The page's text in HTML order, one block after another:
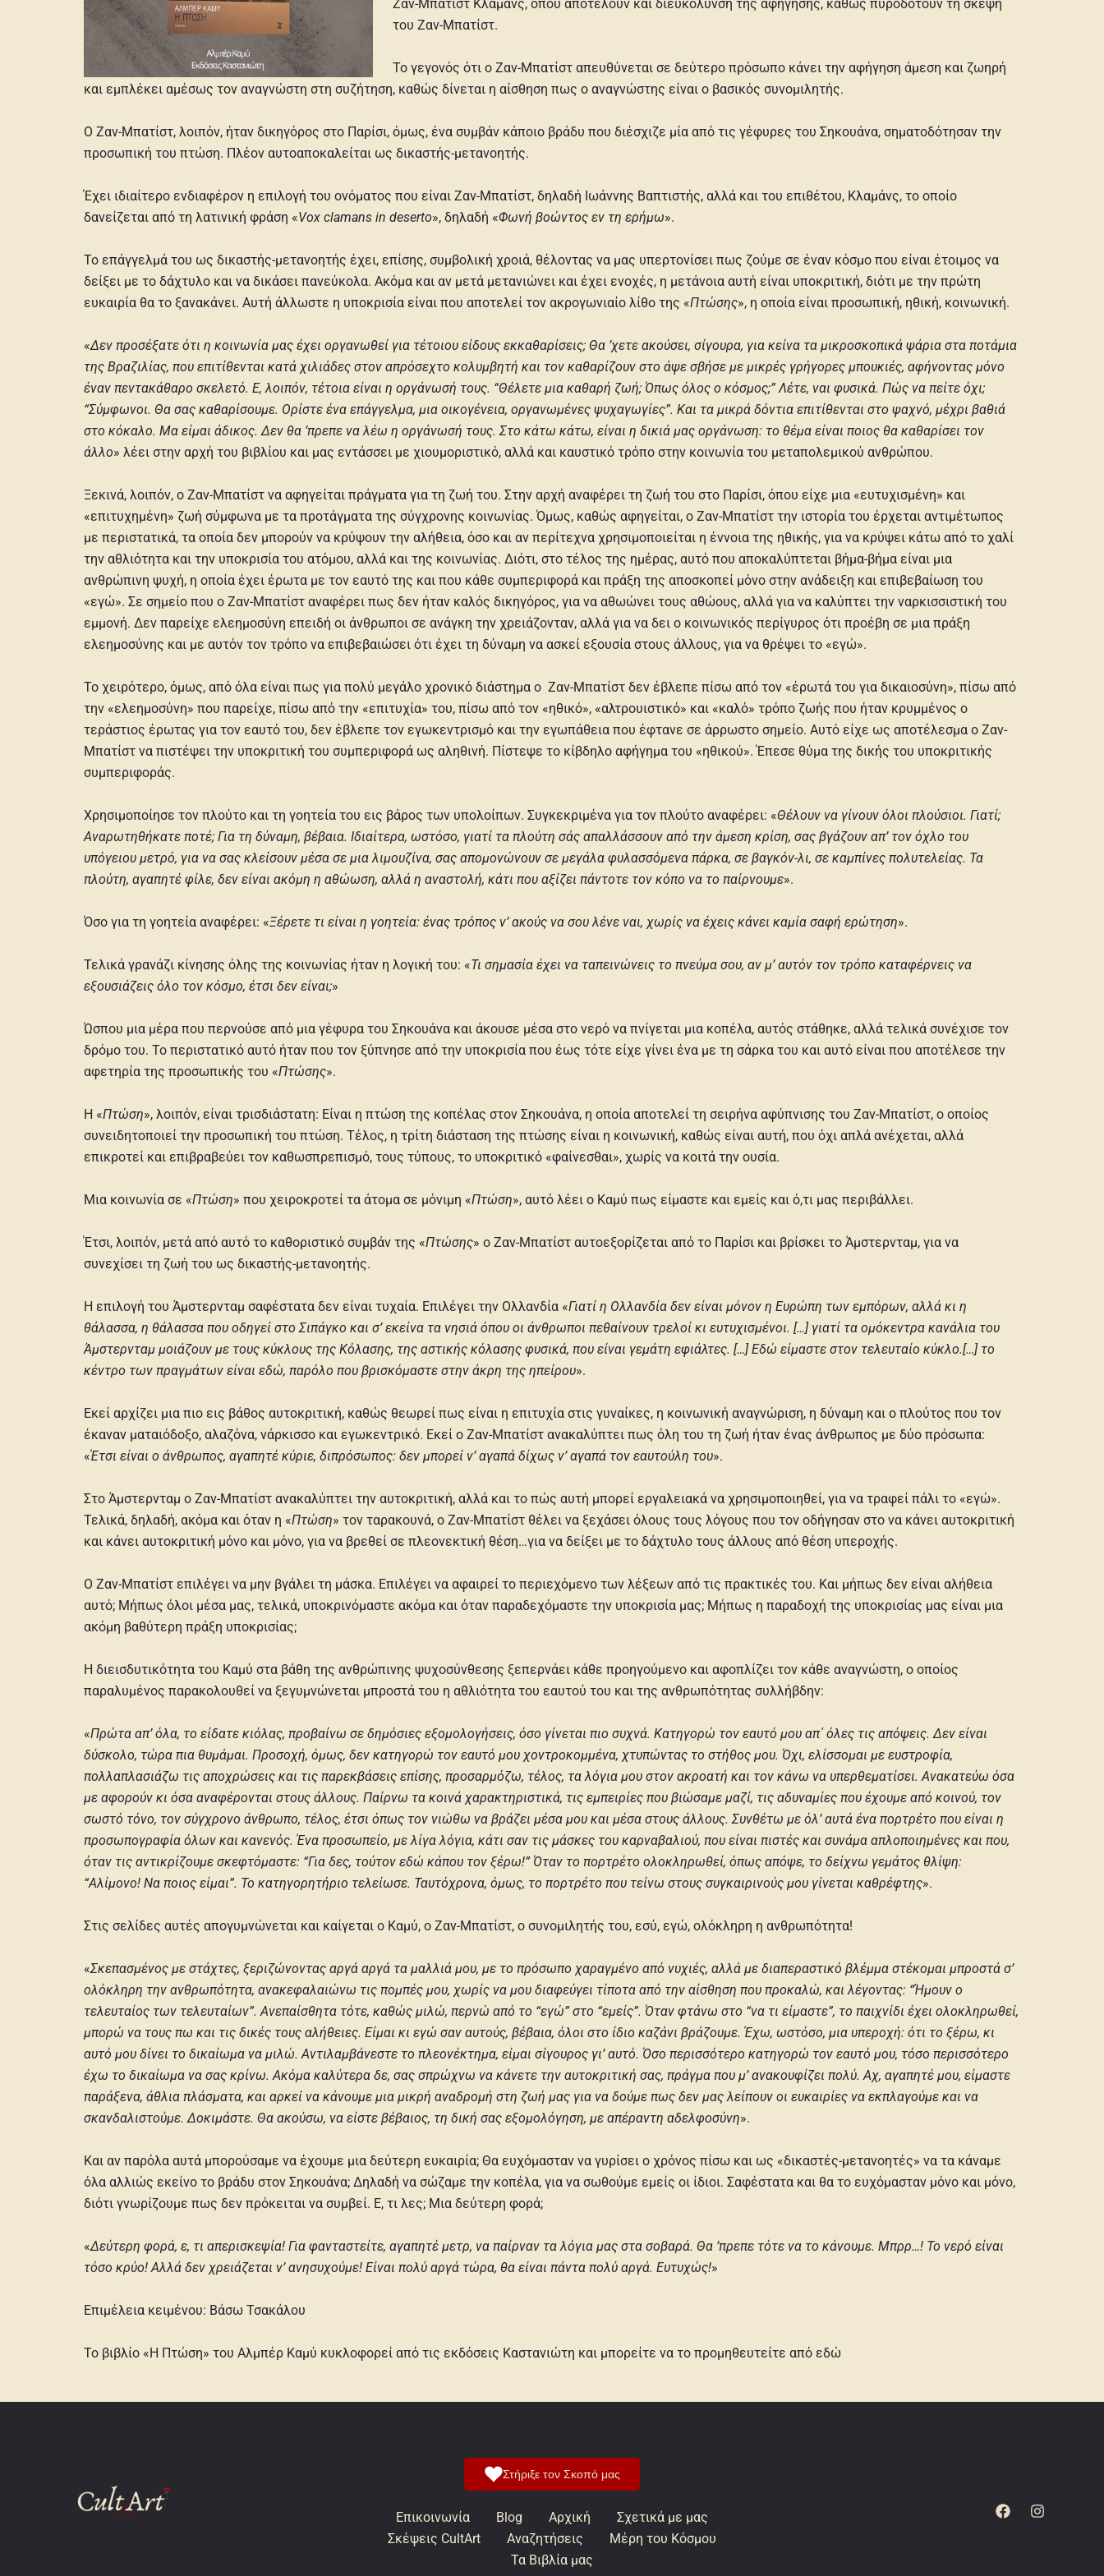
Ζαν-Μπατίστ Κλαμάνς, όπου αποτελούν και διευκόλυνση της αφήγησης, καθώς πυροδοτούν τη σκέψη
του Ζαν-Μπατίστ.
Το γεγονός ότι ο Ζαν-Μπατίστ απευθύνεται σε δεύτερο πρόσωπο κάνει την αφήγηση άμεση και ζωηρή
και εμπλέκει αμέσως τον αναγνώστη στη συζήτηση, καθώς δίνεται η αίσθηση πως ο αναγνώστης είναι ο βασικός συνομιλητής.
Ο Ζαν-Μπατίστ, λοιπόν, ήταν δικηγόρος στο Παρίσι, όμως, ένα συμβάν κάποιο βράδυ που διέσχιζε μία από τις γέφυρες του Σηκουάνα, σηματοδότησαν την
προσωπική του πτώση. Πλέον αυτοαποκαλείται ως δικαστής-μετανοητής.
Έχει ιδιαίτερο ενδιαφέρον η επιλογή του ονόματος που είναι Ζαν-Μπατίστ, δηλαδή Ιωάννης Βαπτιστής, αλλά και του επιθέτου, Κλαμάνς, το οποίο
δανείζεται από τη λατινική φράση «Vox clamans in deserto», δηλαδή «Φωνή βοώντος εν τη ερήμω».
Το επάγγελμά του ως δικαστής-μετανοητής έχει, επίσης, συμβολική χροιά, θέλοντας να μας υπερτονίσει πως ζούμε σε έναν κόσμο που είναι έτοιμος να
δείξει με το δάχτυλο και να δικάσει πανεύκολα. Ακόμα και αν μετά μετανιώνει και έχει ενοχές, η μετάνοια αυτή είναι υποκριτική, διότι με την πρώτη
ευκαιρία θα το ξανακάνει. Αυτή άλλωστε η υποκρισία είναι που αποτελεί τον ακρογωνιαίο λίθο της «Πτώσης», η οποία είναι προσωπική, ηθική, κοινωνική.
«Δεν προσέξατε ότι η κοινωνία μας έχει οργανωθεί για τέτοιου είδους εκκαθαρίσεις; Θα ’χετε ακούσει, σίγουρα, για κείνα τα μικροσκοπικά ψάρια στα ποτάμια
της Βραζιλίας, που επιτίθενται κατά χιλιάδες στον απρόσεχτο κολυμβητή και τον καθαρίζουν στο άψε σβήσε με μικρές γρήγορες μπουκιές, αφήνοντας μόνο
έναν πεντακάθαρο σκελετό. Ε, λοιπόν, τέτοια είναι η οργάνωσή τους. “Θέλετε μια καθαρή ζωή; Όπως όλος ο κόσμος;” Λέτε, ναι φυσικά. Πώς να πείτε όχι;
“Σύμφωνοι. Θα σας καθαρίσουμε. Ορίστε ένα επάγγελμα, μια οικογένεια, οργανωμένες ψυχαγωγίες”. Και τα μικρά δόντια επιτίθενται στο ψαχνό, μέχρι βαθιά
στο κόκαλο. Μα είμαι άδικος. Δεν θα ’πρεπε να λέω η οργάνωσή τους. Στο κάτω κάτω, είναι η δικιά μας οργάνωση: το θέμα είναι ποιος θα καθαρίσει τον
άλλο» λέει στην αρχή του βιβλίου και μας εντάσσει με χιουμοριστικό, αλλά και καυστικό τρόπο στην κοινωνία του μεταπολεμικού ανθρώπου.
Ξεκινά, λοιπόν, ο Ζαν-Μπατίστ να αφηγείται πράγματα για τη ζωή του. Στην αρχή αναφέρει τη ζωή του στο Παρίσι, όπου είχε μια «ευτυχισμένη» και
«επιτυχημένη» ζωή σύμφωνα με τα προτάγματα της σύγχρονης κοινωνίας. Όμως, καθώς αφηγείται, ο Ζαν-Μπατίστ την ιστορία του έρχεται αντιμέτωπος
με περιστατικά, τα οποία δεν μπορούν να κρύψουν την αλήθεια, όσο και αν περίτεχνα χρησιμοποιείται η έννοια της ηθικής, για να κρύψει κάτω από το χαλί
την αθλιότητα και την υποκρισία του ατόμου, αλλά και της κοινωνίας. Διότι, στο τέλος της ημέρας, αυτό που αποκαλύπτεται βήμα-βήμα είναι μια
ανθρώπινη ψυχή, η οποία έχει έρωτα με τον εαυτό της και που κάθε συμπεριφορά και πράξη της αποσκοπεί μόνο στην ανάδειξη και επιβεβαίωση του
«εγώ». Σε σημείο που ο Ζαν-Μπατίστ αναφέρει πως δεν ήταν καλός δικηγόρος, για να αθωώνει τους αθώους, αλλά για να καλύπτει την ναρκισσιστική του
εμμονή. Δεν παρείχε ελεημοσύνη επειδή οι άνθρωποι σε ανάγκη την χρειάζονταν, αλλά για να δει ο κοινωνικός περίγυρος ότι προέβη σε μια πράξη
ελεημοσύνης και με αυτόν τον τρόπο να επιβεβαιώσει ότι έχει τη δύναμη να ασκεί εξουσία στους άλλους, για να θρέψει το «εγώ».
Το χειρότερο, όμως, από όλα είναι πως για πολύ μεγάλο χρονικό διάστημα ο Ζαν-Μπατίστ δεν έβλεπε πίσω από τον «έρωτά του για δικαιοσύνη», πίσω από
την «ελεημοσύνη» που παρείχε, πίσω από την «επιτυχία» του, πίσω από τον «ηθικό», «αλτρουιστικό» και «καλό» τρόπο ζωής που ήταν κρυμμένος ο
τεράστιος έρωτας για τον εαυτό του, δεν έβλεπε τον εγωκεντρισμό και την εγωπάθεια που έφτανε σε άρρωστο σημείο. Αυτό είχε ως αποτέλεσμα ο Ζαν-
Μπατίστ να πιστέψει την υποκριτική του συμπεριφορά ως αληθινή. Πίστεψε το κίβδηλο αφήγημα του «ηθικού». Έπεσε θύμα της δικής του υποκριτικής
συμπεριφοράς.
Χρησιμοποίησε τον πλούτο και τη γοητεία του εις βάρος των υπολοίπων. Συγκεκριμένα για τον πλούτο αναφέρει: «Θέλουν να γίνουν όλοι πλούσιοι. Γιατί;
Αναρωτηθήκατε ποτέ; Για τη δύναμη, βέβαια. Ιδιαίτερα, ωστόσο, γιατί τα πλούτη σάς απαλλάσσουν από την άμεση κρίση, σας βγάζουν απ’ τον όχλο του
υπόγειου μετρό, για να σας κλείσουν μέσα σε μια λιμουζίνα, σας απομονώνουν σε μεγάλα φυλασσόμενα πάρκα, σε βαγκόν-λι, σε καμπίνες πολυτελείας. Τα
πλούτη, αγαπητέ φίλε, δεν είναι ακόμη η αθώωση, αλλά η αναστολή, κάτι που αξίζει πάντοτε τον κόπο να το παίρνουμε».
Όσο για τη γοητεία αναφέρει: «Ξέρετε τι είναι η γοητεία: ένας τρόπος ν’ ακούς να σου λένε ναι, χωρίς να έχεις κάνει καμία σαφή ερώτηση».
Τελικά γρανάζι κίνησης όλης της κοινωνίας ήταν η λογική του: «Τι σημασία έχει να ταπεινώνεις το πνεύμα σου, αν μ’ αυτόν τον τρόπο καταφέρνεις να
εξουσιάζεις όλο τον κόσμο, έτσι δεν είναι;»
Ώσπου μια μέρα που περνούσε από μια γέφυρα του Σηκουάνα και άκουσε μέσα στο νερό να πνίγεται μια κοπέλα, αυτός στάθηκε, αλλά τελικά συνέχισε τον
δρόμο του. Το περιστατικό αυτό ήταν που τον ξύπνησε από την υποκρισία που έως τότε είχε γίνει ένα με τη σάρκα του και αυτό είναι που αποτέλεσε την
αφετηρία της προσωπικής του «Πτώσης».
Η «Πτώση», λοιπόν, είναι τρισδιάστατη: Είναι η πτώση της κοπέλας στον Σηκουάνα, η οποία αποτελεί τη σειρήνα αφύπνισης του Ζαν-Μπατίστ, ο οποίος
συνειδητοποιεί την προσωπική του πτώση. Τέλος, η τρίτη διάσταση της πτώσης είναι η κοινωνική, καθώς είναι αυτή, που όχι απλά ανέχεται, αλλά
επικροτεί και επιβραβεύει τον καθωσπρεπισμό, τους τύπους, το υποκριτικό «φαίνεσθαι», χωρίς να κοιτά την ουσία.
Μια κοινωνία σε «Πτώση» που χειροκροτεί τα άτομα σε μόνιμη «Πτώση», αυτό λέει ο Καμύ πως είμαστε και εμείς και ό,τι μας περιβάλλει.
Έτσι, λοιπόν, μετά από αυτό το καθοριστικό συμβάν της «Πτώσης» ο Ζαν-Μπατίστ αυτοεξορίζεται από το Παρίσι και βρίσκει το Άμστερνταμ, για να
συνεχίσει τη ζωή του ως δικαστής-μετανοητής.
Η επιλογή του Άμστερνταμ σαφέστατα δεν είναι τυχαία. Επιλέγει την Ολλανδία «Γιατί η Ολλανδία δεν είναι μόνον η Ευρώπη των εμπόρων, αλλά κι η
θάλασσα, η θάλασσα που οδηγεί στο Σιπάγκο και σ’ εκείνα τα νησιά όπου οι άνθρωποι πεθαίνουν τρελοί κι ευτυχισμένοι. […] γιατί τα ομόκεντρα κανάλια του
Άμστερνταμ μοιάζουν με τους κύκλους της Κόλασης, της αστικής κόλασης φυσικά, που είναι γεμάτη εφιάλτες. […] Εδώ είμαστε στον τελευταίο κύκλο.[…] το
κέντρο των πραγμάτων είναι εδώ, παρόλο που βρισκόμαστε στην άκρη της ηπείρου».
Εκεί αρχίζει μια πιο εις βάθος αυτοκριτική, καθώς θεωρεί πως είναι η επιτυχία στις γυναίκες, η κοινωνική αναγνώριση, η δύναμη και ο πλούτος που τον
έκαναν ματαιόδοξο, αλαζόνα, νάρκισσο και εγωκεντρικό. Εκεί ο Ζαν-Μπατίστ ανακαλύπτει πως όλη του τη ζωή ήταν ένας άνθρωπος με δύο πρόσωπα:
«Έτσι είναι ο άνθρωπος, αγαπητέ κύριε, διπρόσωπος: δεν μπορεί ν’ αγαπά δίχως ν’ αγαπά τον εαυτούλη του».
Στο Άμστερνταμ ο Ζαν-Μπατίστ ανακαλύπτει την αυτοκριτική, αλλά και το πώς αυτή μπορεί εργαλειακά να χρησιμοποιηθεί, για να τραφεί πάλι το «εγώ».
Τελικά, δηλαδή, ακόμα και όταν η «Πτώση» τον ταρακουνά, ο Ζαν-Μπατίστ θέλει να ξεχάσει όλους τους λόγους που τον οδήγησαν στο να κάνει αυτοκριτική
και κάνει αυτοκριτική μόνο και μόνο, για να βρεθεί σε πλεονεκτική θέση…για να δείξει με το δάχτυλο τους άλλους από θέση υπεροχής.
Ο Ζαν-Μπατίστ επιλέγει να μην βγάλει τη μάσκα. Επιλέγει να αφαιρεί το περιεχόμενο των λέξεων από τις πρακτικές του. Και μήπως δεν είναι αλήθεια
αυτό; Μήπως όλοι μέσα μας, τελικά, υποκρινόμαστε ακόμα και όταν παραδεχόμαστε την υποκρισία μας; Μήπως η παραδοχή της υποκρισίας μας είναι μια
ακόμη βαθύτερη πράξη υποκρισίας;
Η διεισδυτικότητα του Καμύ στα βάθη της ανθρώπινης ψυχοσύνθεσης ξεπερνάει κάθε προηγούμενο και αφοπλίζει τον κάθε αναγνώστη, ο οποίος
παραλυμένος παρακολουθεί να ξεγυμνώνεται μπροστά του η αθλιότητα του εαυτού του και της ανθρωπότητας συλλήβδην:
«Πρώτα απ’ όλα, το είδατε κιόλας, προβαίνω σε δημόσιες εξομολογήσεις, όσο γίνεται πιο συχνά. Κατηγορώ τον εαυτό μου απ΄ όλες τις απόψεις. Δεν είναι
δύσκολο, τώρα πια θυμάμαι. Προσοχή, όμως, δεν κατηγορώ τον εαυτό μου χοντροκομμένα, χτυπώντας το στήθος μου. Όχι, ελίσσομαι με ευστροφία,
πολλαπλασιάζω τις αποχρώσεις και τις παρεκβάσεις επίσης, προσαρμόζω, τέλος, τα λόγια μου στον ακροατή και τον κάνω να υπερθεματίσει. Ανακατεύω όσα
με αφορούν κι όσα αναφέρονται στους άλλους. Παίρνω τα κοινά χαρακτηριστικά, τις εμπειρίες που βιώσαμε μαζί, τις αδυναμίες που έχουμε από κοινού, τον
σωστό τόνο, τον σύγχρονο άνθρωπο, τέλος, έτσι όπως τον νιώθω να βράζει μέσα μου και μέσα στους άλλους. Συνθέτω με όλ’ αυτά ένα πορτρέτο που είναι η
προσωπογραφία όλων και κανενός. Ένα προσωπείο, με λίγα λόγια, κάτι σαν τις μάσκες του καρναβαλιού, που είναι πιστές και συνάμα απλοποιημένες και που,
όταν τις αντικρίζουμε σκεφτόμαστε: “Για δες, τούτον εδώ κάπου τον ξέρω!” Όταν το πορτρέτο ολοκληρωθεί, όπως απόψε, το δείχνω γεμάτος θλίψη:
“Αλίμονο! Να ποιος είμαι”. Το κατηγορητήριο τελείωσε. Ταυτόχρονα, όμως, το πορτρέτο που τείνω στους συγκαιρινούς μου γίνεται καθρέφτης».
Στις σελίδες αυτές απογυμνώνεται και καίγεται ο Καμύ, ο Ζαν-Μπατίστ, ο συνομιλητής του, εσύ, εγώ, ολόκληρη η ανθρωπότητα!
«Σκεπασμένος με στάχτες, ξεριζώνοντας αργά αργά τα μαλλιά μου, με το πρόσωπο χαραγμένο από νυχιές, αλλά με διαπεραστικό βλέμμα στέκομαι μπροστά σ’
ολόκληρη την ανθρωπότητα, ανακεφαλαιώνω τις πομπές μου, χωρίς να μου διαφεύγει τίποτα από την αίσθηση που προκαλώ, και λέγοντας: “Ήμουν ο
τελευταίος των τελευταίων”. Ανεπαίσθητα τότε, καθώς μιλώ, περνώ από το “εγώ” στο “εμείς”. Όταν φτάνω στο “να τι είμαστε”, το παιχνίδι έχει ολοκληρωθεί,
μπορώ να τους πω και τις δικές τους αλήθειες. Είμαι κι εγώ σαν αυτούς, βέβαια, όλοι στο ίδιο καζάνι βράζουμε. Έχω, ωστόσο, μια υπεροχή: ότι το ξέρω, κι
αυτό μου δίνει το δικαίωμα να μιλώ. Αντιλαμβάνεστε το πλεονέκτημα, είμαι σίγουρος γι’ αυτό. Όσο περισσότερο κατηγορώ τον εαυτό μου, τόσο περισσότερο
έχω το δικαίωμα να σας κρίνω. Ακόμα καλύτερα δε, σας σπρώχνω να κάνετε την αυτοκριτική σας, πράγμα που μ’ ανακουφίζει πολύ. Αχ, αγαπητέ μου, είμαστε
παράξενα, άθλια πλάσματα, και αρκεί να κάνουμε μια μικρή αναδρομή στη ζωή μας για να δούμε πως δεν μας λείπουν οι ευκαιρίες να εκπλαγούμε και να
σκανδαλιστούμε. Δοκιμάστε. Θα ακούσω, να είστε βέβαιος, τη δική σας εξομολόγηση, με απέραντη αδελφοσύνη».
Και αν παρόλα αυτά μπορούσαμε να έχουμε μια δεύτερη ευκαιρία; Θα ευχόμασταν να γυρίσει ο χρόνος πίσω και ως «δικαστές-μετανοητές» να τα κάναμε
όλα αλλιώς εκείνο το βράδυ στον Σηκουάνα; Δηλαδή να σώζαμε την κοπέλα, για να σωθούμε εμείς οι ίδιοι. Σαφέστατα και θα το ευχόμασταν μόνο και μόνο,
διότι γνωρίζουμε πως δεν πρόκειται να συμβεί. Ε, τι λες; Μια δεύτερη φορά;
«Δεύτερη φορά, ε, τι απερισκεψία! Για φανταστείτε, αγαπητέ μετρ, να παίρναν τα λόγια μας στα σοβαρά. Θα ’πρεπε τότε να το κάνουμε. Μπρρ…! Το νερό είναι
τόσο κρύο! Αλλά δεν χρειάζεται ν’ ανησυχούμε! Είναι πολύ αργά τώρα, θα είναι πάντα πολύ αργά. Ευτυχώς!»
Επιμέλεια κειμένου: Βάσω Τσακάλου
Το βιβλίο «Η Πτώση» του Αλμπέρ Καμύ κυκλοφορεί από τις εκδόσεις Καστανιώτη και μπορείτε να το προμηθευτείτε από εδώ
Στήριξε τον Σκοπό μας
Επικοινωνία Blog Αρχική
Σχετικά με μας
Σκέψεις CultArt
Αναζητήσεις
Μέρη του Κόσμου
Τα Βιβλία μας